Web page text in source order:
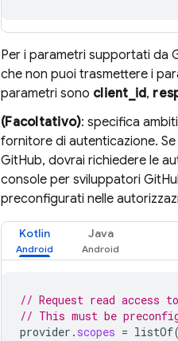
Per i parametri supportati da
che non puoi trasmettere i
parametri sono client_id,
(Facoltativo): specifica
fornitore di autenticazione.
GitHub, dovrai richiedere le
console per sviluppatori
preconfigurati nelle
Kotlin Java
// Request read access
// This must be
provider . scopes = listOf(